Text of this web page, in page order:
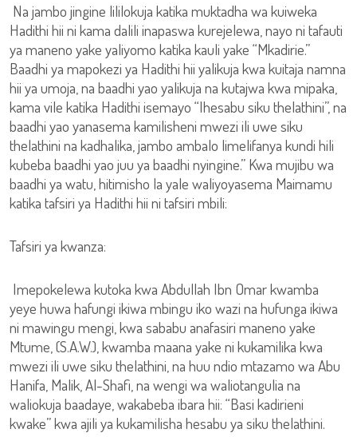
Na jambo jingine lililokuja katika muktadha wa kuiweka
Hadithi hii ni kama dalili inapaswa kurejelewa, nayo ni tafauti
ya maneno yake yaliyomo katika kauli yake “Mkadirie.”
Baadhi ya mapokezi ya Hadithi hii yalikuja kwa kuitaja namna
hii ya umoja, na baadhi yao yalikuja na kutajwa kwa mipaka,
kama vile katika Hadithi isemayo “Ihesabu siku thelathini”, na
baadhi yao yanasema kamilisheni mwezi ili uwe siku
thelathini na kadhalika, jambo ambalo limelifanya kundi hili
kubeba baadhi yao juu ya baadhi nyingine.” Kwa mujibu wa
baadhi ya watu, hitimisho la yale waliyoyasema Maimamu
katika tafsiri ya Hadithi hii ni tafsiri mbili:
Tafsiri ya kwanza:
Imepokelewa kutoka kwa Abdullah Ibn Omar kwamba
yeye huwa hafungi ikiwa mbingu iko wazi na hufunga ikiwa
ni mawingu mengi, kwa sababu anafasiri maneno yake
Mtume, (S.A.W.), kwamba maana yake ni kukamilika kwa
mwezi ili uwe siku thelathini, na huu ndio mtazamo wa Abu
Hanifa, Malik, Al-Shafi, na wengi wa waliotangulia na
waliokuja baadaye, wakabeba ibara hii: “Basi kadirieni
kwake” kwa ajili ya kukamilisha hesabu ya siku thelathini.